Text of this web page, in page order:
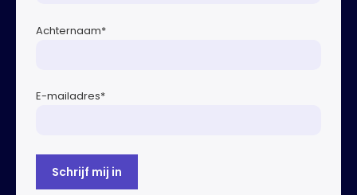
Achternaam*
E-mailadres*